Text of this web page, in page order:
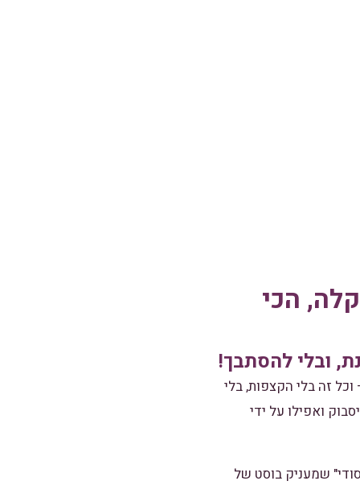
הכי
ובלי להסתבך!
זה בלי הקצפות, בלי
ואפילו על ידי
שמעניק בוסט של